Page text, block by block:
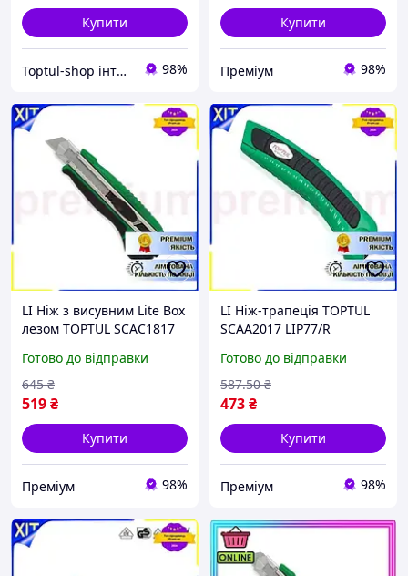
Купити
Toptul-shop інтернет магазин 98%
Купити
Преміум 98%
LI Ніж з висувним Lite Box
лезом TOPTUL SCAC1817
Готово до відправки
519₴
645 ₴
Купити
Преміум 98%
LI Ніж-трапеція TOPTUL
SCAA2017 LIP77/R
Готово до відправки
473₴
587.50 ₴
Купити
Преміум 98%